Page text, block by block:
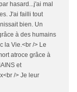
hasard...j'ai mal
J'ai failli tout
bien. Un
à des humains
la Vie.<br /> Le
atroce grâce à
et
/> Je leur